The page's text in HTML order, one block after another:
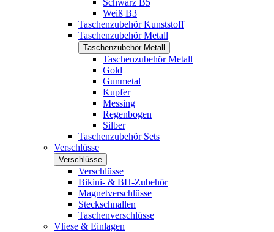
Schwarz B5
Weiß B3
Taschenzubehör Kunststoff
Taschenzubehör Metall
Taschenzubehör Metall
Taschenzubehör Metall
Gold
Gunmetal
Kupfer
Messing
Regenbogen
Silber
Taschenzubehör Sets
Verschlüsse
Verschlüsse
Verschlüsse
Bikini- & BH-Zubehör
Magnetverschlüsse
Steckschnallen
Taschenverschlüsse
Vliese & Einlagen